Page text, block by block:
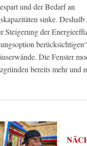
und der Bedarf an
sinke.
Steigerung der
Die Fenster
bereits mehr und